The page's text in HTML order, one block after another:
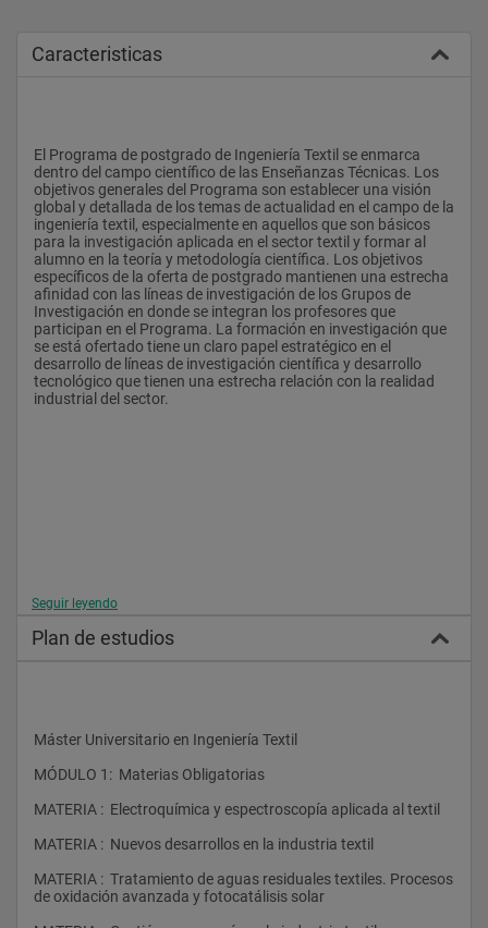
Caracteristicas
El Programa de postgrado de Ingeniería Textil se enmarca
dentro del campo científico de las Enseñanzas Técnicas. Los
objetivos generales del Programa son establecer una visión
global y detallada de los temas de actualidad en el campo de la
ingeniería textil, especialmente en aquellos que son básicos
para la investigación aplicada en el sector textil y formar al
alumno en la teoría y metodología científica. Los objetivos
específicos de la oferta de postgrado mantienen una estrecha
afinidad con las líneas de investigación de los Grupos de
Investigación en donde se integran los profesores que
participan en el Programa. La formación en investigación que
se está ofertado tiene un claro papel estratégico en el
desarrollo de líneas de investigación científica y desarrollo
tecnológico que tienen una estrecha relación con la realidad
industrial del sector.
Seguir leyendo
Plan de estudios
Máster Universitario en Ingeniería Textil
MÓDULO 1:  Materias Obligatorias
MATERIA :  Electroquímica y espectroscopía aplicada al textil
MATERIA :  Nuevos desarrollos en la industria textil
MATERIA :  Tratamiento de aguas residuales textiles. Procesos
de oxidación avanzada y fotocatálisis solar